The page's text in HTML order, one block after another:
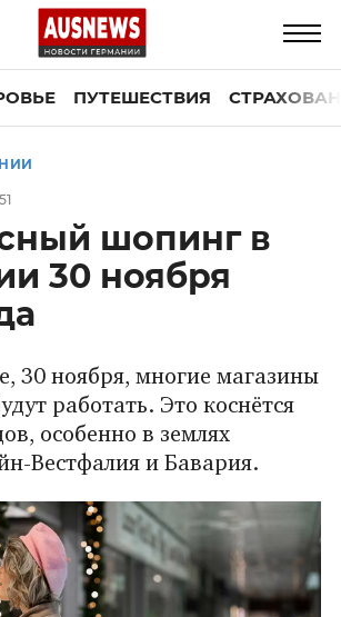
ПУТЕШЕСТВИЯ
шопинг в
30 ноября
30 ноября, многие магазины
работать. Это коснётся
особенно в землях
Вестфалия и Бавария.